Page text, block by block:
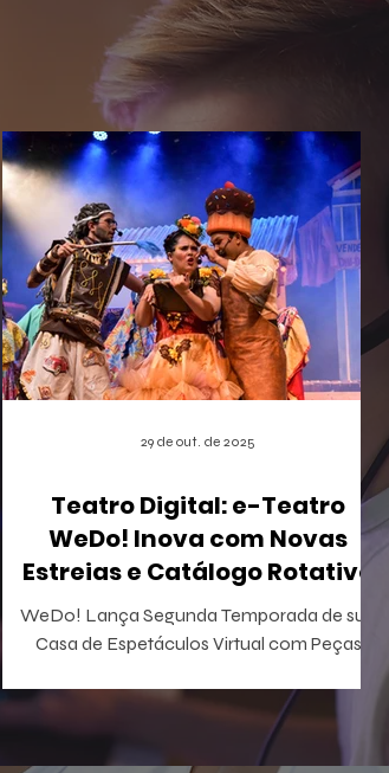
Teatro Digital: e-Teatro
WeDo! Inova com Novas
Estreias e Catálogo Rotativo
WeDo! Lança Segunda Temporada de sua
Casa de Espetáculos Virtual com Peças
A WeDo! Entretenimento acaba de apertar
o play em uma nova fase do e-Teatro
WeDo! , a primeira casa de espetáculos
29 de out. de 2025